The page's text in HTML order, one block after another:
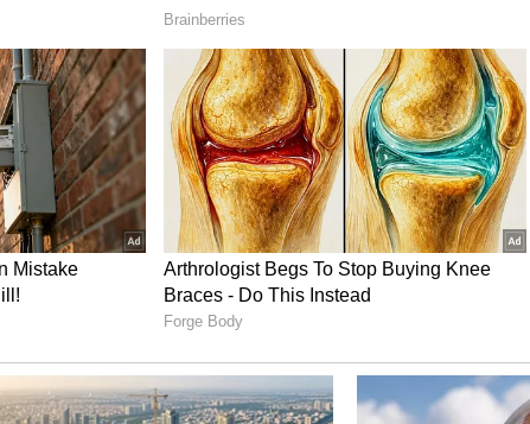
நிபந்தனை உள்ளது. ஒரு மூத்த குடிமகன் தனியாக
இரண்டு மூத்த குடிமக்கள் ஒன்றாக பயணம்
இருக்கை ஒதுக்கீடு கிடைக்கும். இரண்டுக்கும்
ஒன்றாக பயணம் செய்தால் கீழ் இருக்கைகள்
மூத்துக்குடி மக்களுக்கு மேல் அல்லது
கேட்டு அதை மாற்றுவதற்கான விருப்பம் உள்ளது.
ரயிலில் லோயர் பெர்த் டிக்கெட்
கர்ப்பிணிகளுக்கு லோயர் பெர்த் முன்னுரிமை